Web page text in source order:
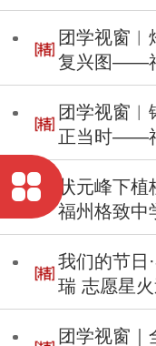
团结一家亲
团学视窗︱
复兴图——
2025年社
团学视窗︱
正当时——
年春季团校
状元峰下
福州格致中
主题党日活
我们的节日
瑞 志愿星
中学开展
团学视窗｜全会